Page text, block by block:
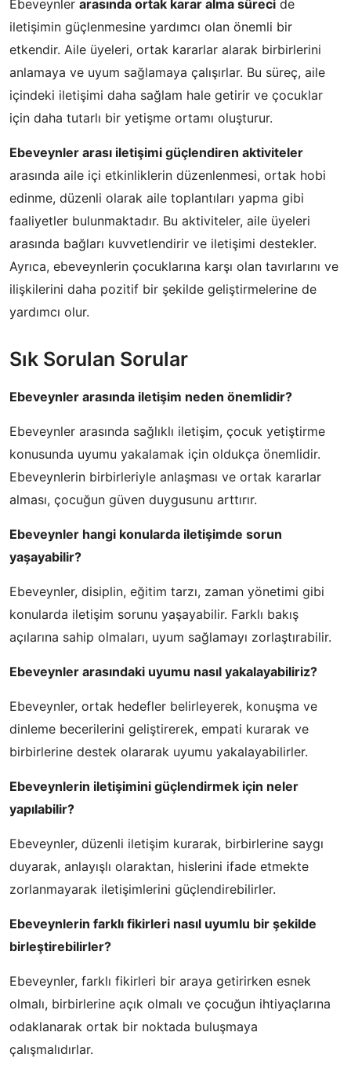
Ebeveynler arasında ortak karar alma süreci de
iletişimin güçlenmesine yardımcı olan önemli bir
etkendir. Aile üyeleri, ortak kararlar alarak birbirlerini
anlamaya ve uyum sağlamaya çalışırlar. Bu süreç, aile
içindeki iletişimi daha sağlam hale getirir ve çocuklar
için daha tutarlı bir yetişme ortamı oluşturur.
Ebeveynler arası iletişimi güçlendiren aktiviteler
arasında aile içi etkinliklerin düzenlenmesi, ortak hobi
edinme, düzenli olarak aile toplantıları yapma gibi
faaliyetler bulunmaktadır. Bu aktiviteler, aile üyeleri
arasında bağları kuvvetlendirir ve iletişimi destekler.
Ayrıca, ebeveynlerin çocuklarına karşı olan tavırlarını ve
ilişkilerini daha pozitif bir şekilde geliştirmelerine de
yardımcı olur.
Sık Sorulan Sorular
Ebeveynler arasında iletişim neden önemlidir?
Ebeveynler arasında sağlıklı iletişim, çocuk yetiştirme
konusunda uyumu yakalamak için oldukça önemlidir.
Ebeveynlerin birbirleriyle anlaşması ve ortak kararlar
alması, çocuğun güven duygusunu arttırır.
Ebeveynler hangi konularda iletişimde sorun
yaşayabilir?
Ebeveynler, disiplin, eğitim tarzı, zaman yönetimi gibi
konularda iletişim sorunu yaşayabilir. Farklı bakış
açılarına sahip olmaları, uyum sağlamayı zorlaştırabilir.
Ebeveynler arasındaki uyumu nasıl yakalayabiliriz?
Ebeveynler, ortak hedefler belirleyerek, konuşma ve
dinleme becerilerini geliştirerek, empati kurarak ve
birbirlerine destek olararak uyumu yakalayabilirler.
Ebeveynlerin iletişimini güçlendirmek için neler
yapılabilir?
Ebeveynler, düzenli iletişim kurarak, birbirlerine saygı
duyarak, anlayışlı olaraktan, hislerini ifade etmekte
zorlanmayarak iletişimlerini güçlendirebilirler.
Ebeveynlerin farklı fikirleri nasıl uyumlu bir şekilde
birleştirebilirler?
Ebeveynler, farklı fikirleri bir araya getirirken esnek
olmalı, birbirlerine açık olmalı ve çocuğun ihtiyaçlarına
odaklanarak ortak bir noktada buluşmaya
çalışmalıdırlar.